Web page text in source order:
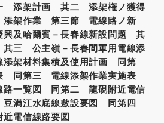
添架計画 其二 添架権ノ獲得
架作業 第三節 電線路ノ新
及哈爾賓－長春線新設問題 其
三 公主嶺－長春間軍用電線添
架材料集積及使用計画 同第
同第三 電線添架作業実施表
路一覧図 同第二 龍硯附近電信
満江水底線敷設要図 同第四
近電信線路要図